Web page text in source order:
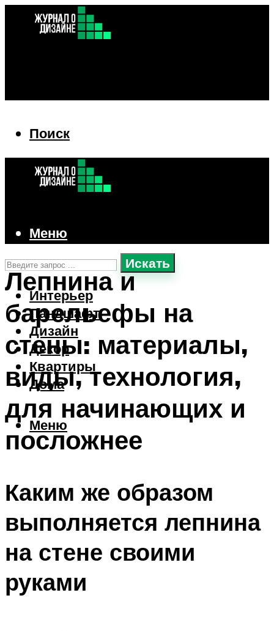
Поиск
Искать
Интерьер
Ландшафт
Дизайн
Декор
Квартиры
Дома
Меню
Меню
Лепнина и
барельефы на
стены: материалы,
виды, технология,
для начинающих и
посложнее
Каким же образом
выполняется лепнина
на стене своими
руками